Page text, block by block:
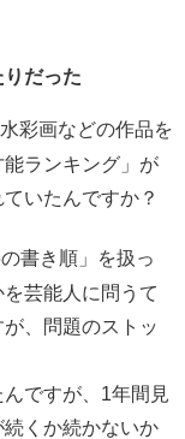
だった
彩画などの作品を
ランキング」が
いたんですか？
書き順」を扱っ
芸能人に問うて
、問題のストッ
ですが、1年間見
くか続かないか